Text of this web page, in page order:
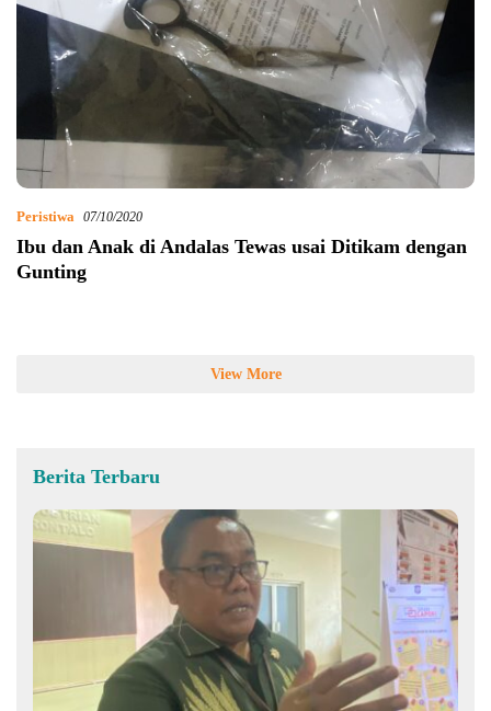
Peristiwa 07/10/2020
Ibu dan Anak di Andalas Tewas usai Ditikam dengan
Gunting
View More
Berita Terbaru